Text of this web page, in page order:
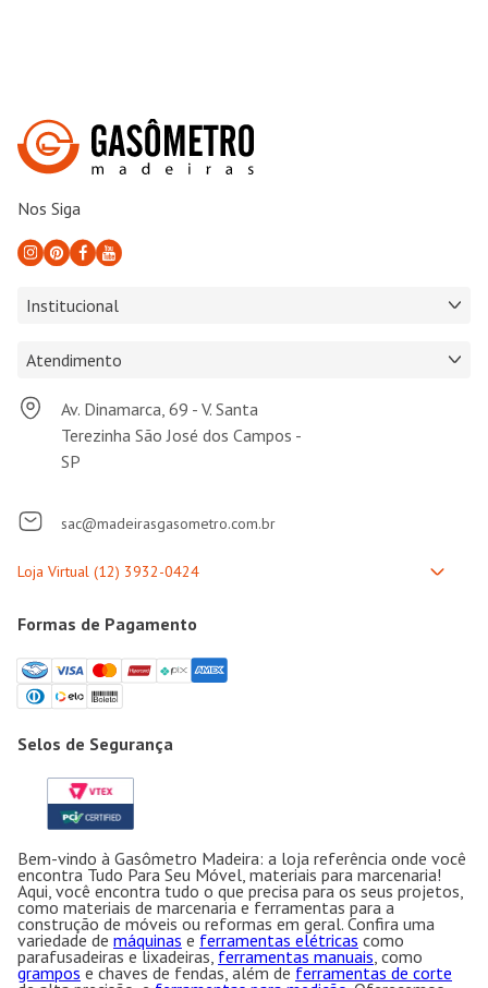
Nos Siga
Institucional
Atendimento
Av. Dinamarca, 69 - V. Santa
Terezinha São José dos Campos -
SP
sac@madeirasgasometro.com.br
Formas de Pagamento
Selos de Segurança
Bem-vindo à Gasômetro Madeira: a loja referência onde você
encontra Tudo Para Seu Móvel, materiais para marcenaria!
Aqui, você encontra tudo o que precisa para os seus projetos,
como materiais de marcenaria e ferramentas para a
construção de móveis ou reformas em geral. Confira uma
variedade de máquinas e ferramentas elétricas como
parafusadeiras e lixadeiras, ferramentas manuais, como
grampos e chaves de fendas, além de ferramentas de corte